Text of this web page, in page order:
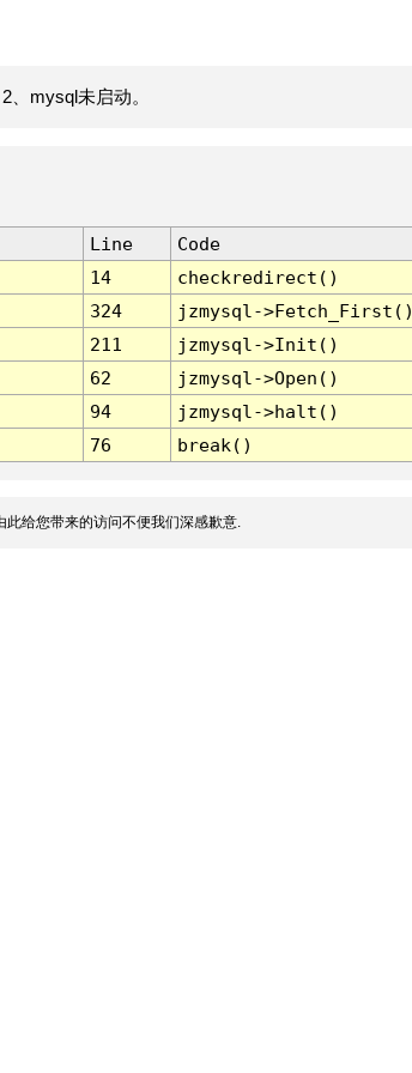
mysql未启动。
Line
Code
14
checkredirect()
324
jzmysql-
211
jzmysql->Init()
62
jzmysql->Open()
94
jzmysql->halt()
76 break()
给您带来的访问不便我们深感歉意.